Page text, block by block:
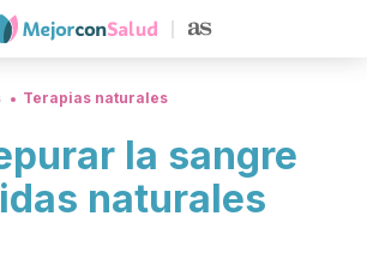
Terapias naturales
la sangre
naturales